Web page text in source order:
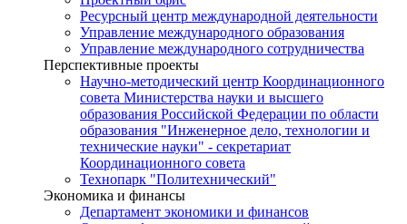
Ресурсный центр международной деятельности
Управление международного образования
Управление международного сотрудничества
Перспективные проекты
Научно-методический центр Координационного
совета Министерства науки и высшего
образования Российской Федерации по области
образования "Инженерное дело, технологии и
технические науки" - секретариат
Координационного совета
Технопарк "Политехнический"
Экономика и финансы
Департамент экономики и финансов